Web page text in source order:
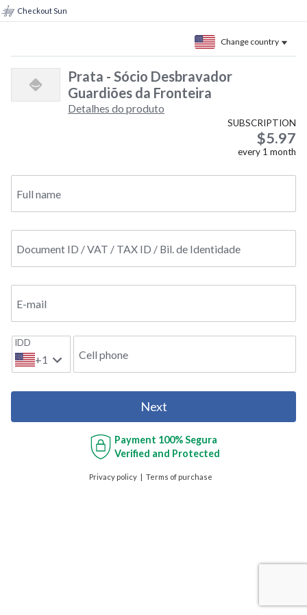
Checkout Sun
Change country
Prata - Sócio Desbravador
Guardiões da Fronteira
Detalhes do produto
SUBSCRIPTION
$5.97
every 1 month
Full name
Document ID / VAT / TAX ID / Bil. de Identidade
E-mail
IDD
+1 Cell phone
Next
Payment 100% Segura
Verified and Protected
Privacy policy Terms of purchase